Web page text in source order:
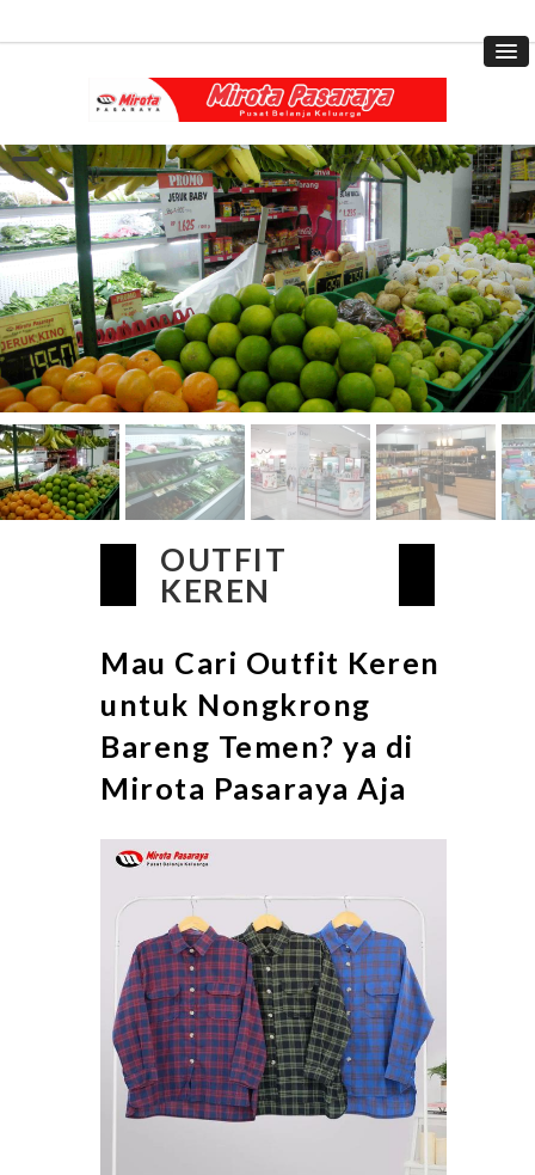
OUTFIT
KEREN
Mau Cari Outfit Keren
untuk Nongkrong
Bareng Temen? ya di
Mirota Pasaraya Aja